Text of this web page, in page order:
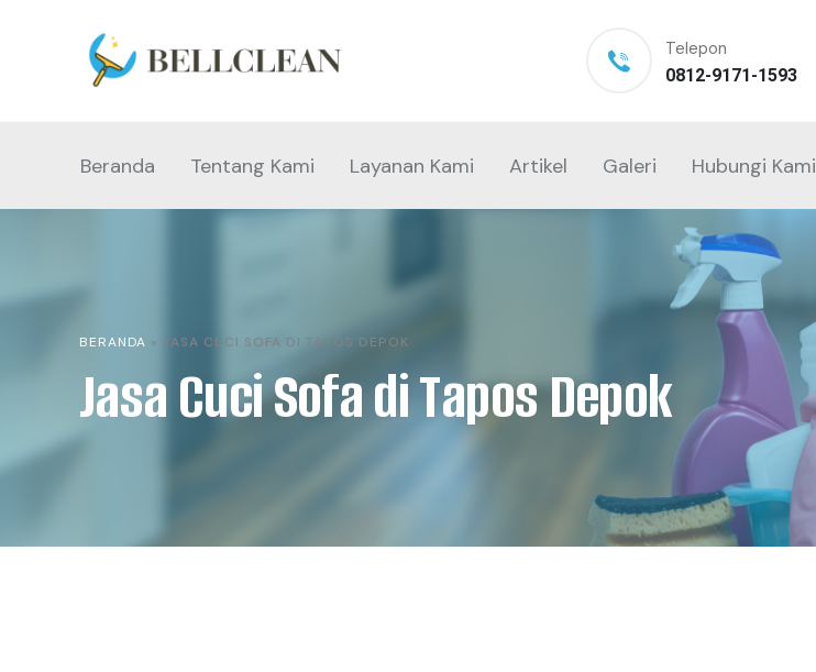
Telepon
0812-9171-1593
Beranda Tentang Kami Layanan Kami Artikel Galeri Hubungi Kami
BERANDA » JASA CUCI SOFA DI TAPOS DEPOK
Jasa Cuci Sofa di Tapos Depok